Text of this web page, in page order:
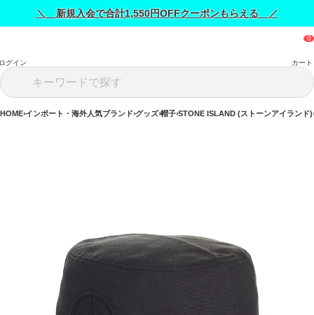
＼ 新規入会で合計1,550円OFFクーポンもらえる ／
グイン カート
HOME インポート・海外人気ブランド グッズ 帽子 STONE ISLAND (ストーンアイランド)